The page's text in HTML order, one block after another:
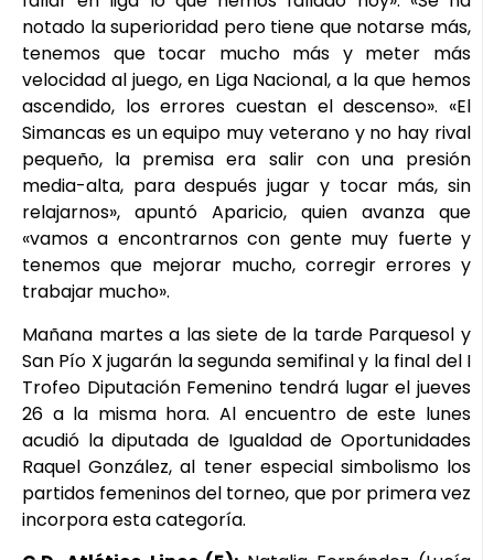
notado la superioridad pero tiene que notarse más,
tenemos que tocar mucho más y meter más
velocidad al juego, en Liga Nacional, a la que hemos
ascendido, los errores cuestan el descenso». «El
Simancas es un equipo muy veterano y no hay rival
pequeño, la premisa era salir con una presión
media-alta, para después jugar y tocar más, sin
relajarnos», apuntó Aparicio, quien avanza que
«vamos a encontrarnos con gente muy fuerte y
tenemos que mejorar mucho, corregir errores y
trabajar mucho».
Mañana martes a las siete de la tarde Parquesol y
San Pío X jugarán la segunda semifinal y la final del I
Trofeo Diputación Femenino tendrá lugar el jueves
26 a la misma hora. Al encuentro de este lunes
acudió la diputada de Igualdad de Oportunidades
Raquel González, al tener especial simbolismo los
partidos femeninos del torneo, que por primera vez
incorpora esta categoría.